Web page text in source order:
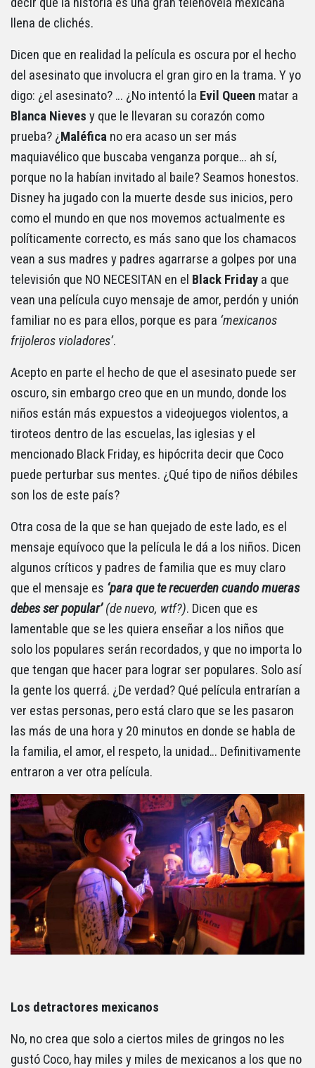
llena de clichés.
Dicen que en realidad la película es oscura por el hecho
del asesinato que involucra el gran giro en la trama. Y yo
digo: ¿el asesinato? … ¿No intentó la Evil Queen matar a
Blanca Nieves y que le llevaran su corazón como
prueba? ¿Maléfica no era acaso un ser más
maquiavélico que buscaba venganza porque… ah sí,
porque no la habían invitado al baile? Seamos honestos.
Disney ha jugado con la muerte desde sus inicios, pero
como el mundo en que nos movemos actualmente es
políticamente correcto, es más sano que los chamacos
vean a sus madres y padres agarrarse a golpes por una
televisión que NO NECESITAN en el Black Friday a que
vean una película cuyo mensaje de amor, perdón y unión
familiar no es para ellos, porque es para ‘mexicanos
frijoleros violadores’.
Acepto en parte el hecho de que el asesinato puede ser
oscuro, sin embargo creo que en un mundo, donde los
niños están más expuestos a videojuegos violentos, a
tiroteos dentro de las escuelas, las iglesias y el
mencionado Black Friday, es hipócrita decir que Coco
puede perturbar sus mentes. ¿Qué tipo de niños débiles
son los de este país?
Otra cosa de la que se han quejado de este lado, es el
mensaje equívoco que la película le dá a los niños. Dicen
algunos críticos y padres de familia que es muy claro
que el mensaje es ‘para que te recuerden cuando mueras
debes ser popular’ (de nuevo, wtf?). Dicen que es
lamentable que se les quiera enseñar a los niños que
solo los populares serán recordados, y que no importa lo
que tengan que hacer para lograr ser populares. Solo así
la gente los querrá. ¿De verdad? Qué película entrarían a
ver estas personas, pero está claro que se les pasaron
las más de una hora y 20 minutos en donde se habla de
la familia, el amor, el respeto, la unidad… Definitivamente
entraron a ver otra película.
Los detractores mexicanos
No, no crea que solo a ciertos miles de gringos no les
gustó Coco, hay miles y miles de mexicanos a los que no